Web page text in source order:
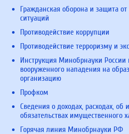
Гражданская оборона и защита
ситуаций
Противодействие коррупции
Противодействие терроризму и
Инструкция Минобрнауки России
вооруженного нападения на
организацию
Профком
Сведения о доходах, расходах, об
обязательствах имущественного
Горячая линия Минобрнауки РФ